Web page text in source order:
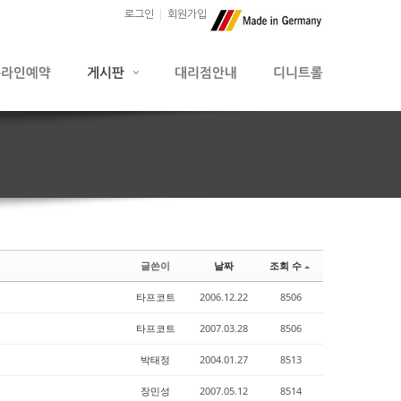
로그인 회원가입
글쓴이 날짜 조회 수
타프코트 2006.12.22 8506
타프코트 2007.03.28 8506
박태정 2004.01.27 8513
장민성 2007.05.12 8514